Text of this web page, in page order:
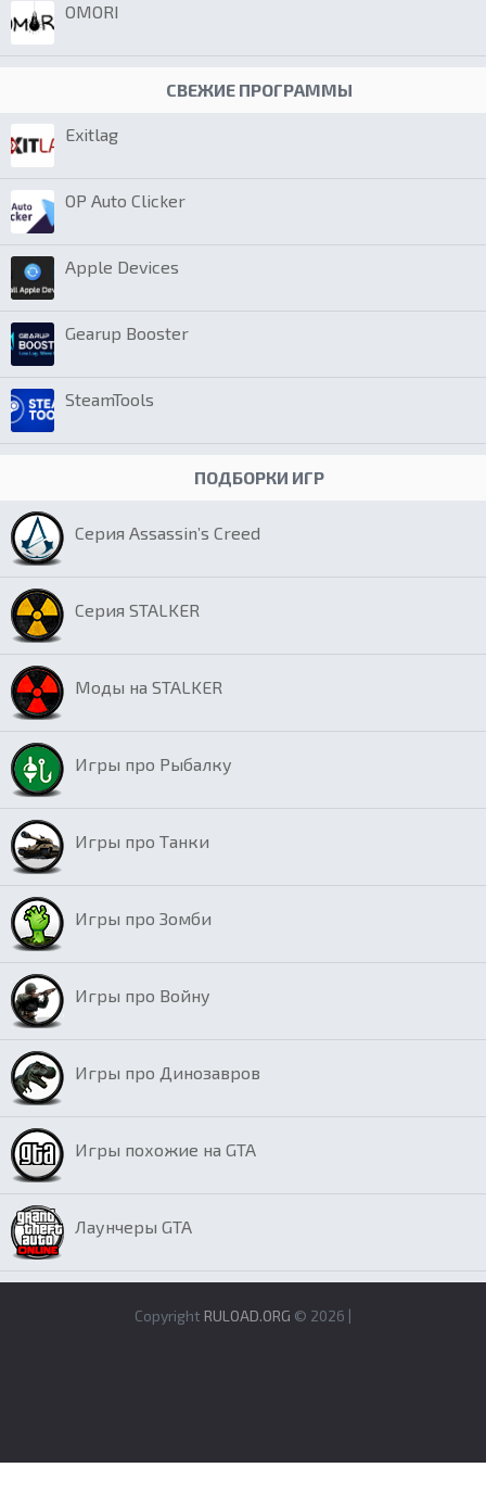
OMORI
СВЕЖИЕ ПРОГРАММЫ
Exitlag
OP Auto Clicker
Apple Devices
Gearup Booster
SteamTools
ПОДБОРКИ ИГР
Серия Assassin’s Creed
Серия STALKER
Моды на STALKER
Игры про Рыбалку
Игры про Танки
Игры про Зомби
Игры про Войну
Игры про Динозавров
Игры похожие на GTA
Лаунчеры GTA
Copyright RULOAD.ORG © 2026 |